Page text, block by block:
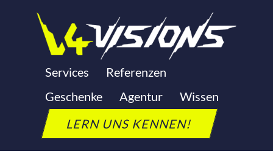
Services
Referenzen
Geschenke
Agentur
Wissen
LERN UNS KENNEN!
RANKING
SUCHMASCHINEN
Letzte Aktualisierung: 24. September 2025